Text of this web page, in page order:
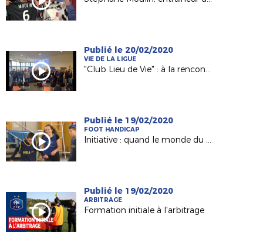
Publié le 20/02/2020
VIE DE LA LIGUE
"Club Lieu de Vie" : à la rencontres des clubs engagés
Publié le 19/02/2020
FOOT HANDICAP
Initiative : quand le monde du handisport et celui le football se rencontrent
Publié le 19/02/2020
ARBITRAGE
Formation initiale à l'arbitrage